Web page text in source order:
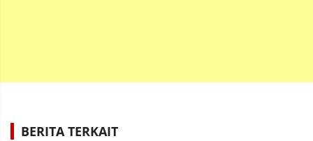
BERITA TERKAIT